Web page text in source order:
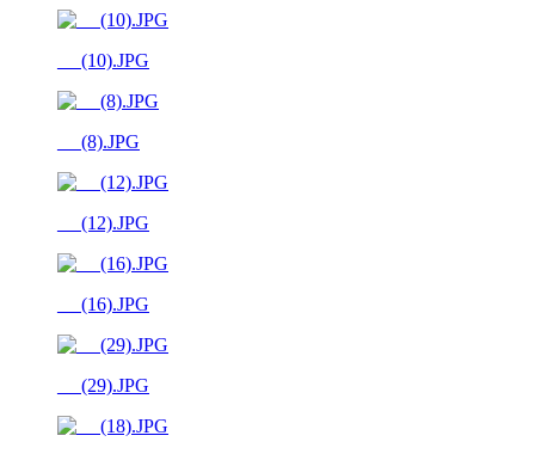
__ (10).JPG
__ (8).JPG
__ (12).JPG
__ (16).JPG
__ (29).JPG